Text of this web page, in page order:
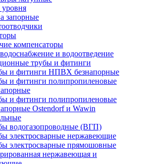
уровня
запорные
компенсаторы
и водоотведение
трубы и фитинги
и фитинги НПВХ безнапорные
и фитинги полипропиленовые
и фитинги полипропиленовые
Ostendorf и Wawin
водогазопроводные (ВГП)
электросварные нержавеющие
электросварные прямошовные
нержавеющая и